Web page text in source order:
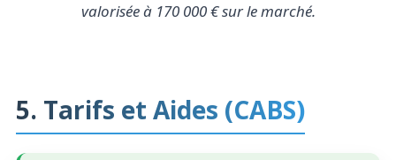
valorisée à 170 000 € sur le marché.
5. Tarifs et Aides (CABS)